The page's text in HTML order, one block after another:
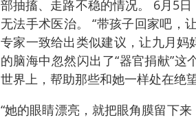
部抽搐、走路不稳的情况。 6月5
无法手术医治。 “带孩子回家吧，
专家一致给出类似建议，让九月
的脑海中忽然闪出了“器官捐献”
世界上，帮助那些和她一样处在绝
“她的眼睛漂亮，就把眼角膜留下